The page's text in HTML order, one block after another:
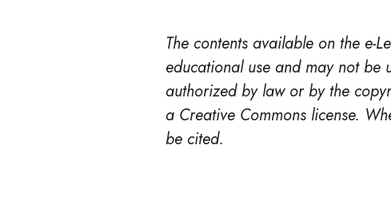
The contents available on the e-
educational use and may not be
authorized by law or by the
a Creative Commons license.
be cited.